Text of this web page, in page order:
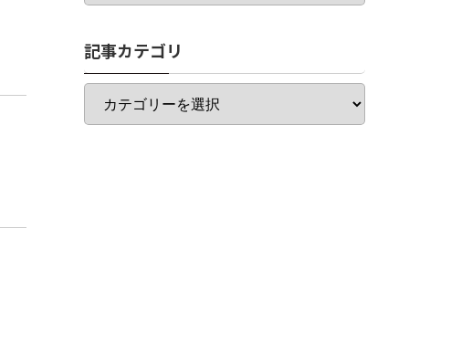
ゴ
一
覧
記事カテゴリ
記
カ